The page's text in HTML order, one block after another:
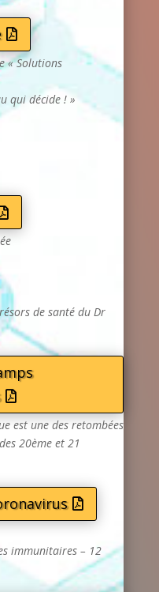
« Solutions
qui décide ! »
de santé du Dr
est une des retombées
20ème et 21
immunitaires – 12